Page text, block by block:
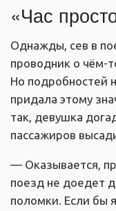
«Час
Однажды, сев в
проводник о чём-
Но подробностей
придала этому
так, девушка
пассажиров
— Оказывается,
поезд не доедет
поломки. Если бы